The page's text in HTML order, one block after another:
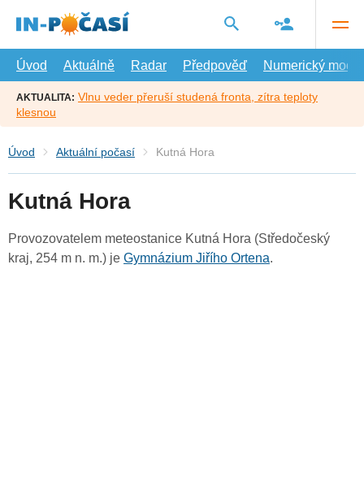
hlavní
Úvod
Aktuálně Radar Předpověď Numerický model
AKTUALITA: Vlnu veder přeruší studená fronta, zítra teploty
klesnou
Úvod Aktuální počasí Kutná Hora
Kutná Hora
Provozovatelem meteostanice Kutná Hora (Středočeský
kraj, 254 m n. m.) je Gymnázium Jiřího Ortena.